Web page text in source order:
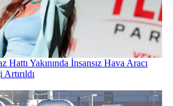
Yakınında İnsansız Hava Aracı